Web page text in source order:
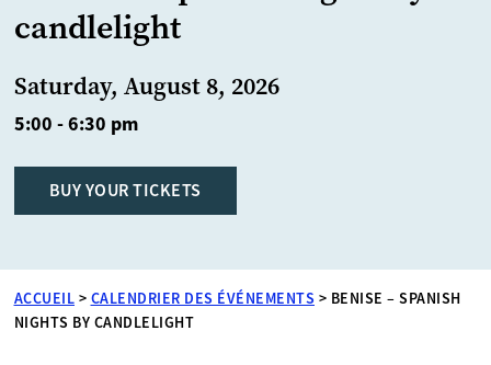
candlelight
Saturday, August 8, 2026
5:00 - 6:30 pm
BUY YOUR TICKETS
ACCUEIL > CALENDRIER DES ÉVÉNEMENTS > BENISE – SPANISH
NIGHTS BY CANDLELIGHT